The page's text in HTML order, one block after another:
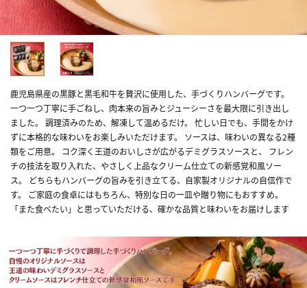
鹿児島県産の黒豚と黒毛和牛を贅沢に使用した、手づくりハンバーグです。
一つ一つ丁寧に手ごねし、肉本来の旨みとジューシーさを最大限に引き出し
ました。 調理済みのため、解凍して温めるだけ。 忙しい日でも、手間をかけ
ずに本格的な味わいをお楽しみいただけます。 ソースは、味わいの異なる2種
類をご用意。 コク深く王道のおいしさが広がるデミグラスソースと、 フレン
チの技法を取り入れた、やさしく上品なクリーム仕立ての新感覚和風ソー
ス。 どちらもハンバーグの旨みを引き立てる、自家製オリジナルの自信作で
す。 ご家庭の食卓にはもちろん、特別な日の一皿や贈り物にもおすすめ。
「また食べたい」と思っていただける、確かな品質と味わいをお届けします